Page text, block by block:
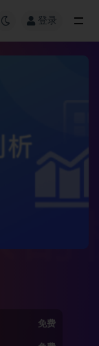
登录
免费